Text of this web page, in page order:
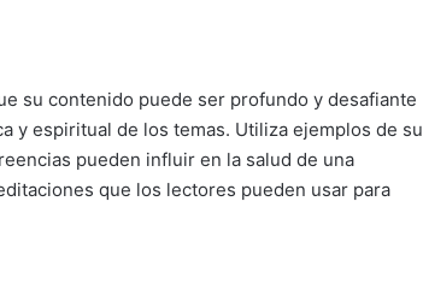
su contenido puede ser profundo y desafiante
y espiritual de los temas. Utiliza ejemplos de su
pueden influir en la salud de una
que los lectores pueden usar para